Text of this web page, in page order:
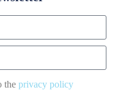
the privacy policy